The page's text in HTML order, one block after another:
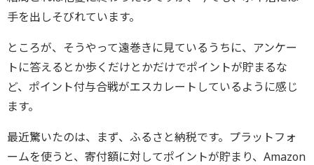
手を出しそびれています。
ところが、そうやって遠巻きに見ているうちに、アンケー
トに答えるとか歩くだけとかだけでポイントが貯まるな
ど、ポイント付与合戦がエスカレートしているように感じ
ます。
最近驚いたのは、まず、ふるさと納税です。プラットフォ
ームを使うと、寄付額に対してポイントが貯まり、Amazon